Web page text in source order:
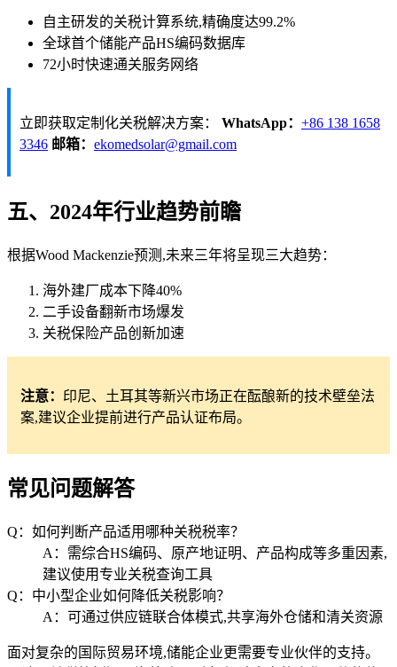
自主研发的关税计算系统,精确度达99.2%
全球首个储能产品HS编码数据库
72小时快速通关服务网络
立即获取定制化关税解决方案： WhatsApp： +86 138 1658
3346 邮箱： ekomedsolar@gmail.com
五、2024年行业趋势前瞻
根据Wood Mackenzie预测,未来三年将呈现三大趋势：
海外建厂成本下降40%
二手设备翻新市场爆发
关税保险产品创新加速
注意： 印尼、土耳其等新兴市场正在酝酿新的技术壁垒法
案,建议企业提前进行产品认证布局。
常见问题解答
Q：如何判断产品适用哪种关税税率？
A：需综合HS编码、原产地证明、产品构成等多重因素,
建议使用专业关税查询工具
Q：中小型企业如何降低关税影响？
A：可通过供应链联合体模式,共享海外仓储和清关资源
面对复杂的国际贸易环境,储能企业更需要专业伙伴的支持。